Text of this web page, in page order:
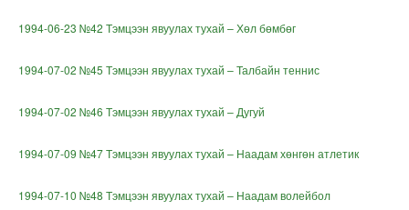
1994-06-23 №42 Тэмцээн явуулах тухай – Хөл бөмбөг
1994-07-02 №45 Тэмцээн явуулах тухай – Талбайн теннис
1994-07-02 №46 Тэмцээн явуулах тухай – Дугуй
1994-07-09 №47 Тэмцээн явуулах тухай – Наадам хөнгөн атлетик
1994-07-10 №48 Тэмцээн явуулах тухай – Наадам волейбол